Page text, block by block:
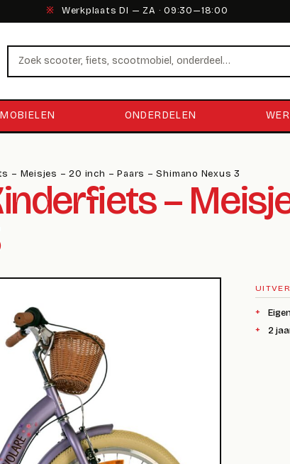
※ Werkplaats DI — ZA · 09:30—18:00
Zoeken
ONDERDELEN
– Meisjes – 20 inch – Paars – Shimano Nexus 3
–
2